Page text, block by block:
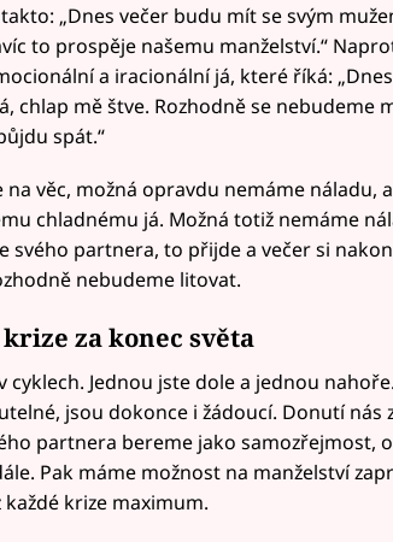
„Dnes večer budu mít se svým
to prospěje našemu manželství.“
a iracionální já, které říká:
chlap mě štve. Rozhodně se nebudeme
spát.“
na věc, možná opravdu nemáme náladu,
chladnému já. Možná totiž nemáme
svého partnera, to přijde a večer si
nebudeme litovat.
za konec světa
cyklech. Jednou jste dole a jednou
jsou dokonce i žádoucí. Donutí nás
partnera bereme jako samozřejmost,
Pak máme možnost na manželství
krize maximum.